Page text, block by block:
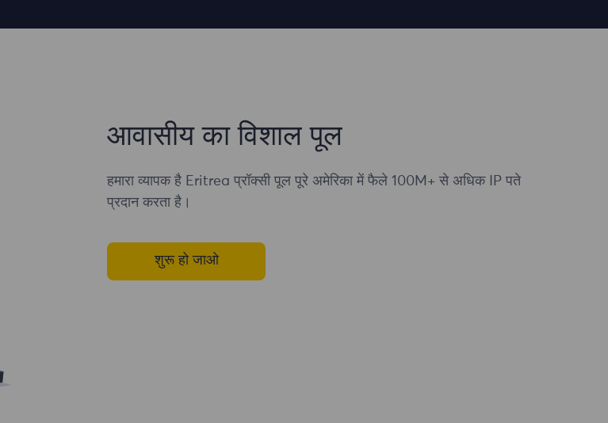
आवासीय का विशाल पूल
हमारा व्यापक है Eritrea प्रॉक्सी पूल पूरे अमेरिका में फैले 100M+ से अधिक IP पते
प्रदान करता है।
शुरू हो जाओ